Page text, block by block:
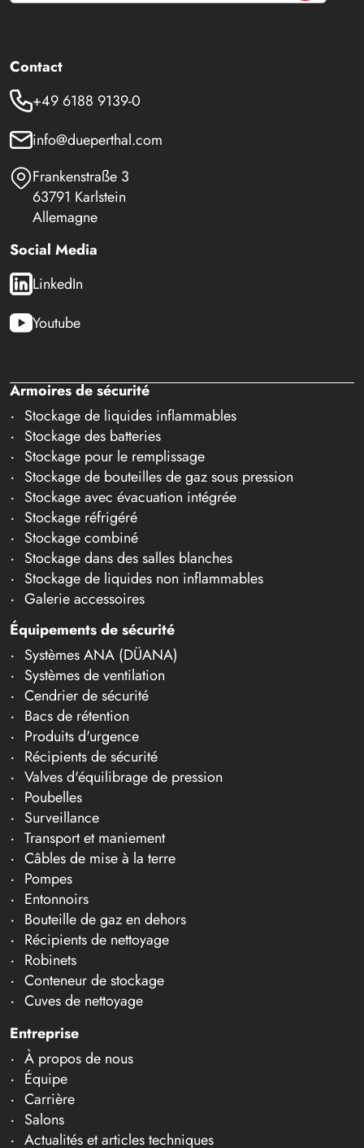
Contact
+49 6188 9139-0
info@dueperthal.com
Frankenstraße 3
63791 Karlstein
Allemagne
Social Media
LinkedIn
Youtube
Armoires de sécurité
Stockage de liquides inflammables
Stockage des batteries
Stockage pour le remplissage
Stockage de bouteilles de gaz sous pression
Stockage avec évacuation intégrée
Stockage réfrigéré
Stockage combiné
Stockage dans des salles blanches
Stockage de liquides non inflammables
Galerie accessoires
Équipements de sécurité
Systèmes ANA (DÜANA)
Systèmes de ventilation
Cendrier de sécurité
Bacs de rétention
Produits d'urgence
Récipients de sécurité
Valves d'équilibrage de pression
Poubelles
Surveillance
Transport et maniement
Câbles de mise à la terre
Pompes
Entonnoirs
Bouteille de gaz en dehors
Récipients de nettoyage
Robinets
Conteneur de stockage
Cuves de nettoyage
Entreprise
À propos de nous
Équipe
Carrière
Salons
Actualités et articles techniques